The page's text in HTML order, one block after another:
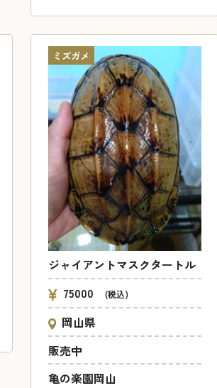
ミズガメ
ジャイアントマスクタートル
75000
(税込)
岡山県
販売中
亀の楽園岡山